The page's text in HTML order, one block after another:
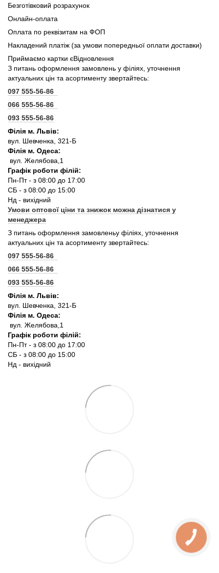
Безготівковий розрахунок
Онлайн-оплата
Оплата по реквізитам на ФОП
Накладений платіж (за умови попередньої оплати доставки)
Приймаємо картки єВідновлення
З питань оформлення замовлень у філіях, уточнення
актуальних цін та асортименту звертайтесь:
097 555-56-86
066 555-56-86
093 555-56-86
Філія м. Львів:
вул. Шевченка, 321-Б
Філія м. Одеса:
вул. Желябова,1
Графік роботи філій:
Пн-Пт - з 08:00 до 17:00
СБ - з 08:00 до 15:00
Нд - вихідний
Умови оптової ціни та знижок можна дізнатися у
менеджера
З питань оформлення замовленьу філіях, уточнення
актуальних цін та асортименту звертайтесь:
097 555-56-86
066 555-56-86
093 555-56-86
Філія м. Львів:
вул. Шевченка, 321-Б
Філія м. Одеса:
вул. Желябова,1
Графік роботи філій:
Пн-Пт - з 08:00 до 17:00
СБ - з 08:00 до 15:00
Нд - вихідний